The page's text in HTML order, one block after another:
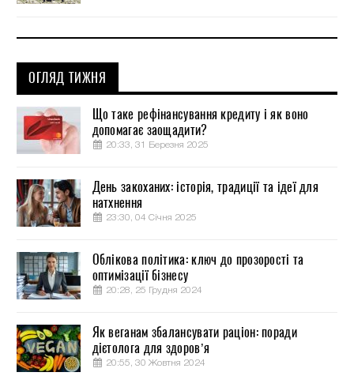
ОГЛЯД ТИЖНЯ
Що таке рефінансування кредиту і як воно
допомагає заощадити?
20:33, 31 Березня 2025
День закоханих: історія, традиції та ідеї для
натхнення
23:30, 04 Січня 2025
Облікова політика: ключ до прозорості та
оптимізації бізнесу
20:28, 25 Грудня 2024
Як веганам збалансувати раціон: поради
дієтолога для здоров’я
20:55, 30 Жовтня 2024